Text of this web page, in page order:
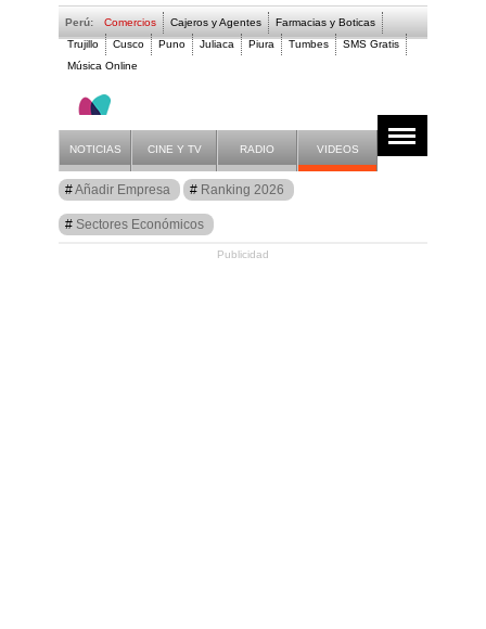
Perú: Comercios Cajeros y Agentes
Farmacias y Boticas
Trujillo
Cusco Puno Juliaca Piura Tumbes
SMS Gratis
Música Online
- Q - CHIS
Guía
Comercios Perú
NOTICIAS CINE Y TV RADIO VIDEOS
Añadir Empresa Ranking 2026
Sectores Económicos
Publicidad